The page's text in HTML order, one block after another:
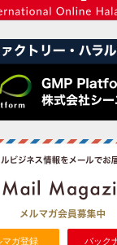
マガ登録 バック